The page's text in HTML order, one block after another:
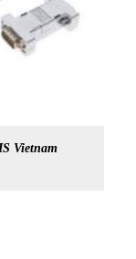
Vietnam